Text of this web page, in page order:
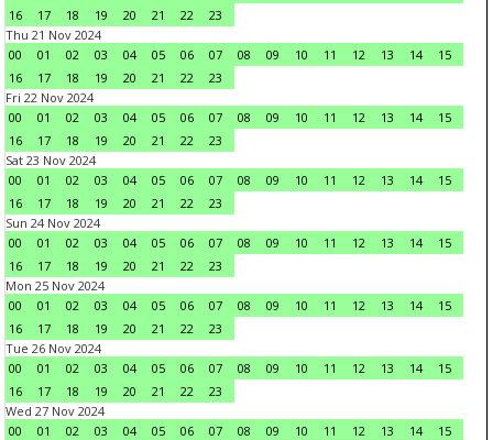
16
17 18 19 20 21 22
23
Thu 21 Nov 2024
00
01 02 03 04 05 06 07 08 09 10 11 12 13 14
15
16
17 18 19 20 21 22
23
Fri 22 Nov 2024
00
01 02 03 04 05 06 07 08 09 10 11 12 13 14
15
16
17 18 19 20 21 22
23
Sat 23 Nov 2024
00
01 02 03 04 05 06 07 08 09 10 11 12 13 14
15
16
17 18 19 20 21 22
23
Sun 24 Nov 2024
00
01 02 03 04 05 06 07 08 09 10 11 12 13 14
15
16
17 18 19 20 21 22
23
Mon 25 Nov 2024
00
01 02 03 04 05 06 07 08 09 10 11 12 13 14
15
16
17 18 19 20 21 22
23
Tue 26 Nov 2024
00
01 02 03 04 05 06 07 08 09 10 11 12 13 14
15
16
17 18 19 20 21 22
23
Wed 27 Nov 2024
00
01 02 03 04 05 06 07 08 09 10 11 12 13 14
15